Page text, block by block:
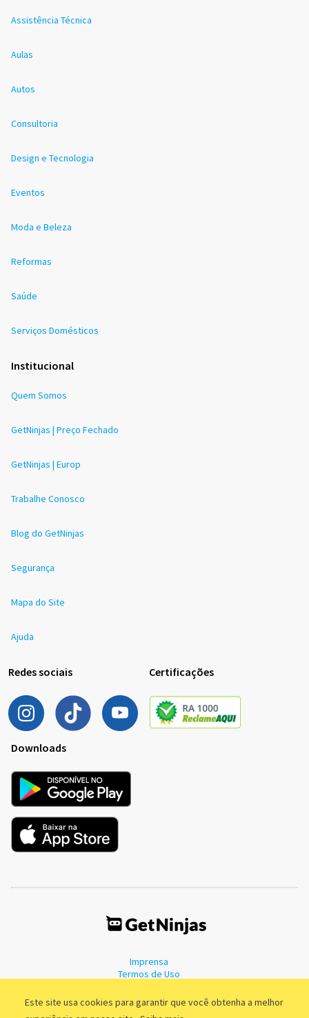
Este site usa cookies para garantir que você obtenha a melhor
Assistência Técnica
Aulas
Autos
Consultoria
Design e Tecnologia
Eventos
Moda e Beleza
Reformas
Saúde
Serviços Domésticos
Institucional
Quem Somos
GetNinjas | Preço Fechado
GetNinjas | Europ
Trabalhe Conosco
Blog do GetNinjas
Segurança
Mapa do Site
Ajuda
Redes sociais Certificações
Downloads
Imprensa
Termos de Uso